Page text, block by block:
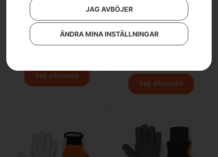
JAG AVBÖJER
ÄNDRA MINA INSTÄLLNINGAR
Handske, Functional
Välj alternativ
Handske, Functional Grip
Vinter
Välj alternativ